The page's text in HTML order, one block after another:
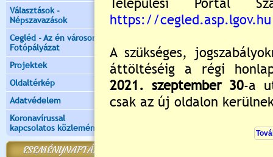
Választások -
Népszavazások
Cegléd - Az én városom -
Fotópályázat
Projektek
Oldaltérkép
Adatvédelem
Koronavírussal
kapcsolatos közlemények
ESEMÉNYNAPTÁR